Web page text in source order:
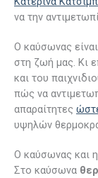
να την
Ο καύσωνας
στη ζωή μας. Κι
και του
πώς να
απαραίτητες
υψηλών
Ο καύσωνας και
Στο καύσωνα